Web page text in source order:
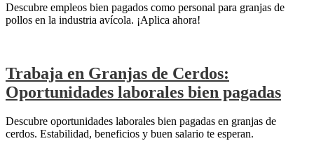
Descubre empleos bien pagados como personal para granjas de
pollos en la industria avícola. ¡Aplica ahora!
Trabaja en Granjas de Cerdos:
Oportunidades laborales bien pagadas
Descubre oportunidades laborales bien pagadas en granjas de
cerdos. Estabilidad, beneficios y buen salario te esperan.